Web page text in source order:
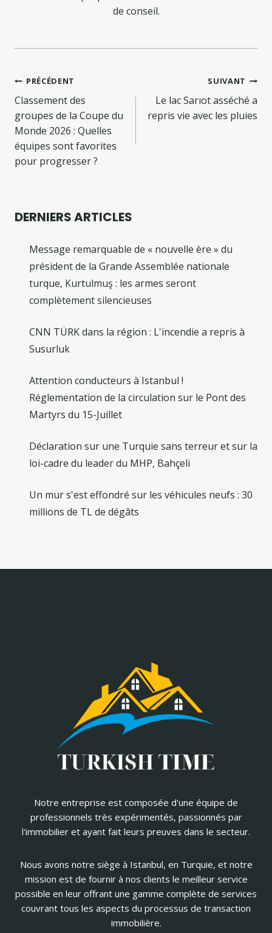
de conseil.
Navigation
de
l’article
PRÉCÉDENT
Classement des
groupes de la Coupe du
Monde 2026 : Quelles
équipes sont favorites
pour progresser ?
SUIVANT
Le lac Sarıot asséché a
repris vie avec les pluies
DERNIERS ARTICLES
Message remarquable de « nouvelle ère » du
président de la Grande Assemblée nationale
turque, Kurtulmuş : les armes seront
complètement silencieuses
CNN TÜRK dans la région : L'incendie a repris à
Susurluk
Attention conducteurs à Istanbul !
Réglementation de la circulation sur le Pont des
Martyrs du 15-Juillet
Déclaration sur une Turquie sans terreur et sur la
loi-cadre du leader du MHP, Bahçeli
Un mur s'est effondré sur les véhicules neufs : 30
millions de TL de dégâts
Notre entreprise est composée d'une équipe de
professionnels très expérimentés, passionnés par
l'immobilier et ayant fait leurs preuves dans le secteur.
Nous avons notre siège à Istanbul, en Turquie, et notre
mission est de fournir à nos clients le meilleur service
possible en leur offrant une gamme complète de services
couvrant tous les aspects du processus de transaction
immobilière.